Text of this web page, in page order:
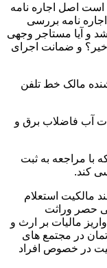
است اصل اجاره نامه
نامه بررسی
و آیا مستاجر وجهی
خیر؟ و ضمانت اجرای
مالک خط تلفن
آب فاضلاب برق و
با مراجعه به ثبت
کند.
مالکیت استعلام
حصر وراثت
مالیات بر ارث و
در مجتمع های
در خصوص افراد